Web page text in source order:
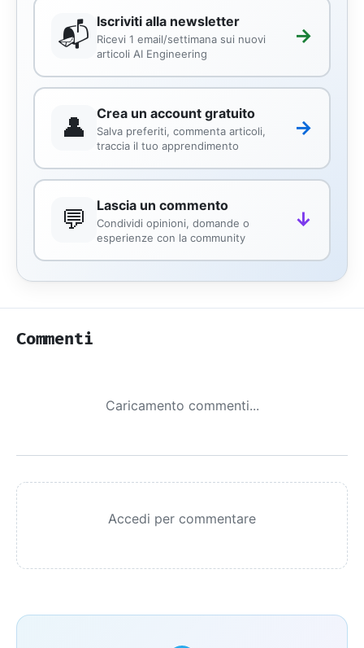
📬 Iscriviti alla newsletter
Ricevi 1 email/settimana sui nuovi
articoli AI Engineering
→
👤 Crea un account gratuito
Salva preferiti, commenta articoli,
traccia il tuo apprendimento
→
💬 Lascia un commento
Condividi opinioni, domande o
esperienze con la community
↓
Commenti
Caricamento commenti...
Accedi per commentare